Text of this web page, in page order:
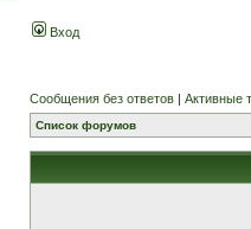
Вход
Сообщения без ответов | Активные
Список форумов